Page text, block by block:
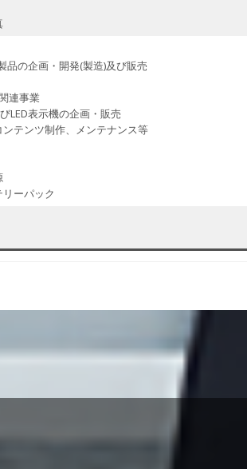
品の企画・開発(製造)及び販売
連事業
LED表示機の企画・販売
テンツ制作、メンテナンス等
ーパック